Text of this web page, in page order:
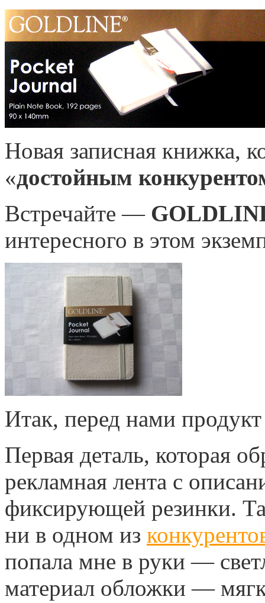
Новая записная книжка,
«достойным
Встречайте —
интересного в этом
Итак, перед нами
Первая деталь, которая
рекламная лента с
фиксирующей резинки.
ни в одном из
попала мне в руки —
материал обложки —